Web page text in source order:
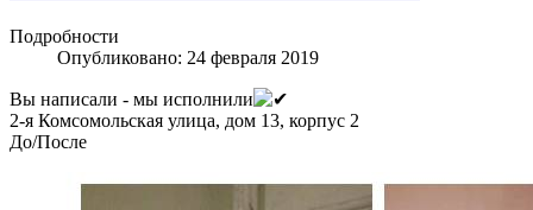
Подробности
Опубликовано: 24 февраля 2019
Вы написали - мы исполнили
2-я Комсомольская улица, дом 13, корпус 2
До/После